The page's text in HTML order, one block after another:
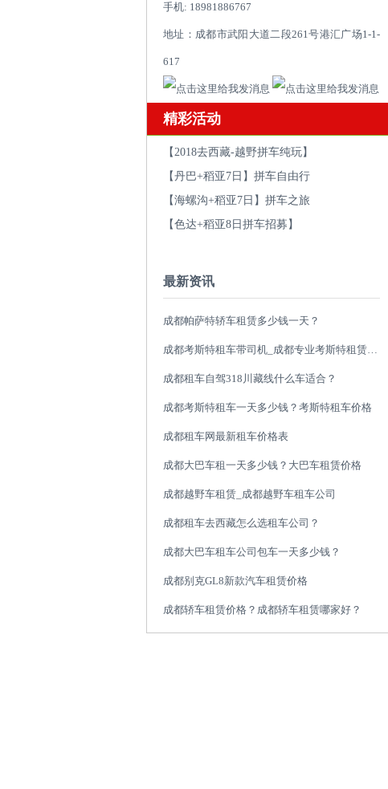
手机: 18981886767
地址：成都市武阳大道二段261号港汇广场1-1-
617
精彩活动
【2018去西藏-越野拼车纯玩】
【丹巴+稻亚7日】拼车自由行
【海螺沟+稻亚7日】拼车之旅
【色达+稻亚8日拼车招募】
最新资讯
成都帕萨特轿车租赁多少钱一天？
成都考斯特租车带司机_成都专业考斯特租赁平台
成都租车自驾318川藏线什么车适合？
成都考斯特租车一天多少钱？考斯特租车价格
成都租车网最新租车价格表
成都大巴车租一天多少钱？大巴车租赁价格
成都越野车租赁_成都越野车租车公司
成都租车去西藏怎么选租车公司？
成都大巴车租车公司包车一天多少钱？
成都别克GL8新款汽车租赁价格
成都轿车租赁价格？成都轿车租赁哪家好？